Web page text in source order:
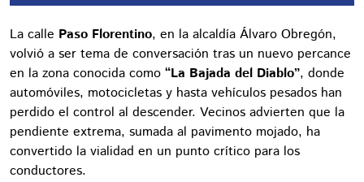
La calle Paso Florentino, en la alcaldía Álvaro Obregón,
volvió a ser tema de conversación tras un nuevo percance
en la zona conocida como “La Bajada del Diablo”, donde
automóviles, motocicletas y hasta vehículos pesados han
perdido el control al descender. Vecinos advierten que la
pendiente extrema, sumada al pavimento mojado, ha
convertido la vialidad en un punto crítico para los
conductores.